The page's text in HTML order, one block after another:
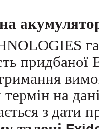
придбаної
на
з дати